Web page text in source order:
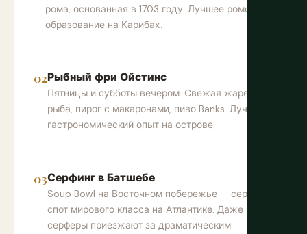
рома, основанная в 1703 году. Лучшее ромовое
образование на Карибах.
Рыбный фри Ойстинс
Пятницы и субботы вечером. Свежая жареная
рыба, пирог с макаронами, пиво Banks. Лучший
гастрономический опыт на острове.
Серфинг в Батшебе
Soup Bowl на Восточном побережье — серф-
спот мирового класса на Атлантике. Даже не-
серферы приезжают за драматическим